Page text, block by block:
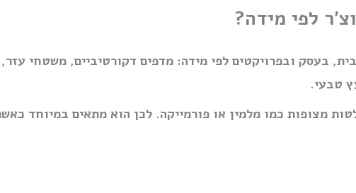
לפי מידה?
בעסק ובפרויקטים לפי מידה: מדפים דקורטיביים, משטחי
טבעי.
מצופות כמו מלמין או פורמייקה. לכן הוא מתאים במיוחד